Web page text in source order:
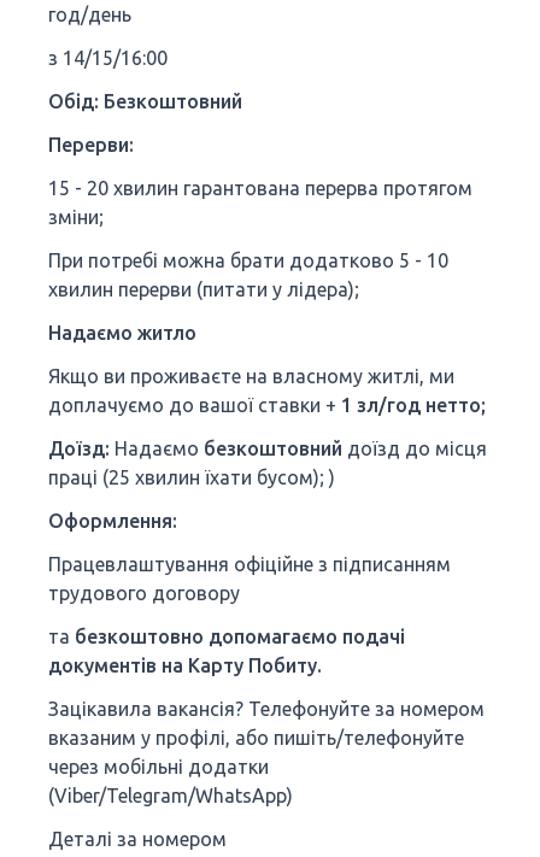
год/день
з 14/15/16:00
Обід: Безкоштовний
Перерви:
15 - 20 хвилин гарантована перерва протягом
зміни;
При потребі можна брати додатково 5 - 10
хвилин перерви (питати у лідера);
Надаємо житло
Якщо ви проживаєте на власному житлі, ми
доплачуємо до вашої ставки + 1 зл/год нетто;
Доїзд: Надаємо безкоштовний доїзд до місця
праці (25 хвилин їхати бусом); )
Оформлення:
Працевлаштування офіційне з підписанням
трудового договору
та безкоштовно допомагаємо подачі
документів на Карту Побиту.
Зацікавила вакансія? Телефонуйте за номером
вказаним у профілі, або пишіть/телефонуйте
через мобільні додатки
(Viber/Telegram/WhatsApp)
Деталі за номером